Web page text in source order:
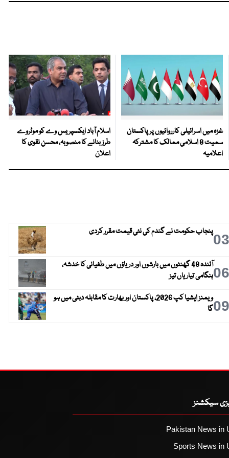
غزہ میں اسرائیلی کارروائیوں پر پاکستان
سمیت 8 اسلامی ممالک کا مشترکہ
اعلامیہ
اسلام آباد ایکسپریس وے کو موٹروے
طرز بنانے کا منصوبہ، محسن نقوی کا
اعلان
03پنجاب حکومت نے گندم کی نئی قیمت مقرر کردی
06
آئندہ 48 گھنٹوں میں بارشوں اور دریاؤں میں طغیانی کا خدشہ،
ہنگامی تیاریاں تیز
09
ویمنز ایشیا کپ 2026، پاکستان اور بھارت کا مقابلہ دبئی میں ہو
گا
سیکشنز
Pakistan News in
Sports News in